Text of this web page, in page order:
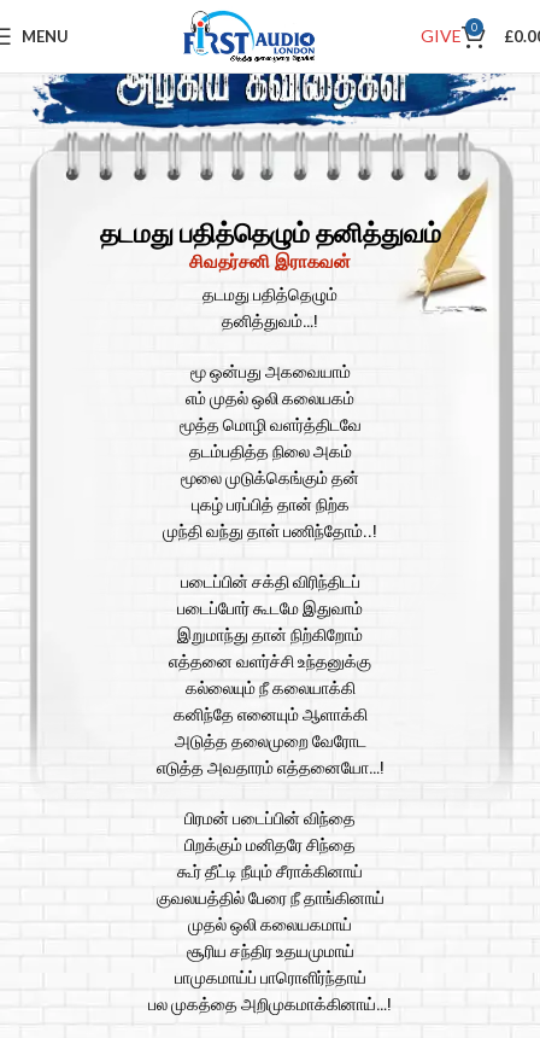
MENU GIVE 0 £
தடமது பதித்தெழும் தனித்துவம்
சிவதர்சனி இராகவன்
தடமது பதித்தெழும்
தனித்துவம்…!
மூ ஒன்பது அகவையாம்
எம் முதல் ஒலி கலையகம்
மூத்த மொழி வளர்த்திடவே
தடம்பதித்த நிலை அகம்
மூலை முடுக்கெங்கும் தன்
புகழ் பரப்பித் தான் நிற்க
முந்தி வந்து தாள் பணிந்தோம்..!
படைப்பின் சக்தி விரிந்திடப்
படைப்போர் கூடமே இதுவாம்
இறுமாந்து தான் நிற்கிறோம்
எத்தனை வளர்ச்சி உந்தனுக்கு
கல்லையும் நீ கலையாக்கி
கனிந்தே எனையும் ஆளாக்கி
அடுத்த தலைமுறை வேரோட
எடுத்த அவதாரம் எத்தனையோ…!
பிரமன் படைப்பின் விந்தை
பிறக்கும் மனிதரே சிந்தை
கூர் தீட்டி நீயும் சீராக்கினாய்
குவலயத்தில் பேரை நீ தாங்கினாய்
முதல் ஒலி கலையகமாய்
சூரிய சந்திர உதயமுமாய்
பாமுகமாய்ப் பாரொளிர்ந்தாய்
பல முகத்தை அறிமுகமாக்கினாய்…!